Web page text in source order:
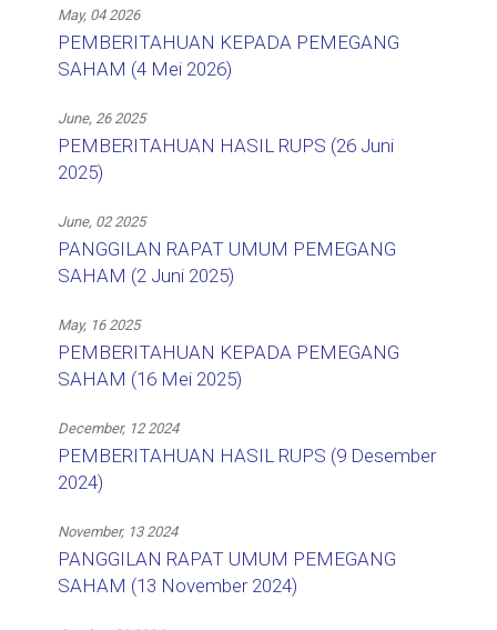
May, 04 2026
PEMBERITAHUAN KEPADA PEMEGANG
SAHAM (4 Mei 2026)
June, 26 2025
PEMBERITAHUAN HASIL RUPS (26 Juni
2025)
June, 02 2025
PANGGILAN RAPAT UMUM PEMEGANG
SAHAM (2 Juni 2025)
May, 16 2025
PEMBERITAHUAN KEPADA PEMEGANG
SAHAM (16 Mei 2025)
December, 12 2024
PEMBERITAHUAN HASIL RUPS (9 Desember
2024)
November, 13 2024
PANGGILAN RAPAT UMUM PEMEGANG
SAHAM (13 November 2024)